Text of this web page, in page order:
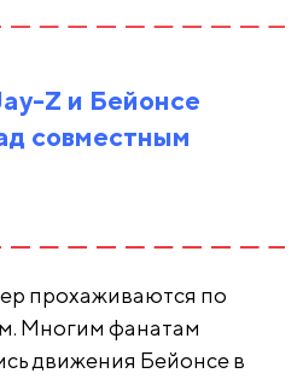
Z и Бейонсе
совместным
прохаживаются по
Многим фанатам
движения Бейонсе в